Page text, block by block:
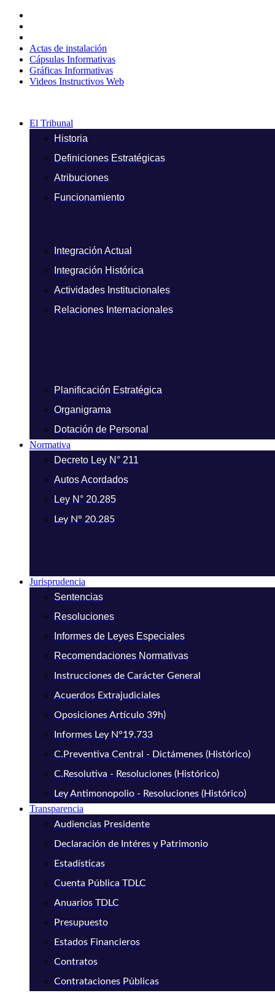
contenido
Actas de instalación
Cápsulas Informativas
Gráficas Informativas
Videos Instructivos Web
El Tribunal
Historia
Definiciones Estratégicas
Atribuciones
Funcionamiento
Integración Actual
Integración Histórica
Actividades Institucionales
Relaciones Internacionales
Planificación Estratégica
Organigrama
Dotación de Personal
Normativa
Decreto Ley N° 211
Autos Acordados
Ley N° 20.285
Ley N° 20.285
Jurisprudencia
Sentencias
Resoluciones
Informes de Leyes Especiales
Recomendaciones Normativas
Instrucciones de Carácter General
Acuerdos Extrajudiciales
Oposiciones Artículo 39h)
Informes Ley N°19.733
C.Preventiva Central - Dictámenes (Histórico)
C.Resolutiva - Resoluciones (Histórico)
Ley Antimonopolio - Resoluciones (Histórico)
Transparencia
Audiencias Presidente
Declaración de Intéres y Patrimonio
Estadísticas
Cuenta Pública TDLC
Anuarios TDLC
Presupuesto
Estados Financieros
Contratos
Contrataciones Públicas